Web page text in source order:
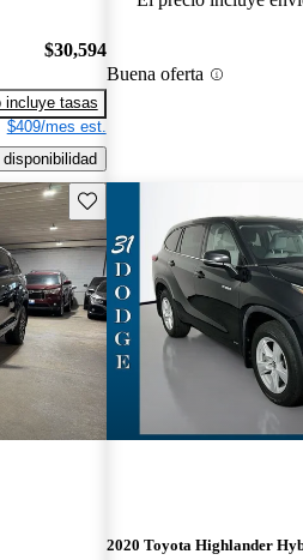
$30,594
incluye tasas
$409/mes est.
Buena oferta
Guarda este Aviso
2020 Toyota Highlander